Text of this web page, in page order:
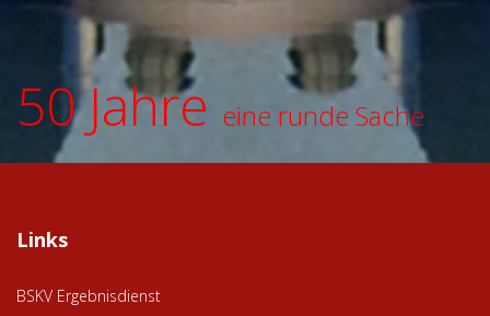
50 Jahre eine runde Sache
Links
BSKV Ergebnisdienst